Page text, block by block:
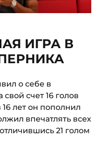
ИГРА В
о себе в
свой счет 16 голов
16 лет он пополнил
впечатлять всех
21 голом